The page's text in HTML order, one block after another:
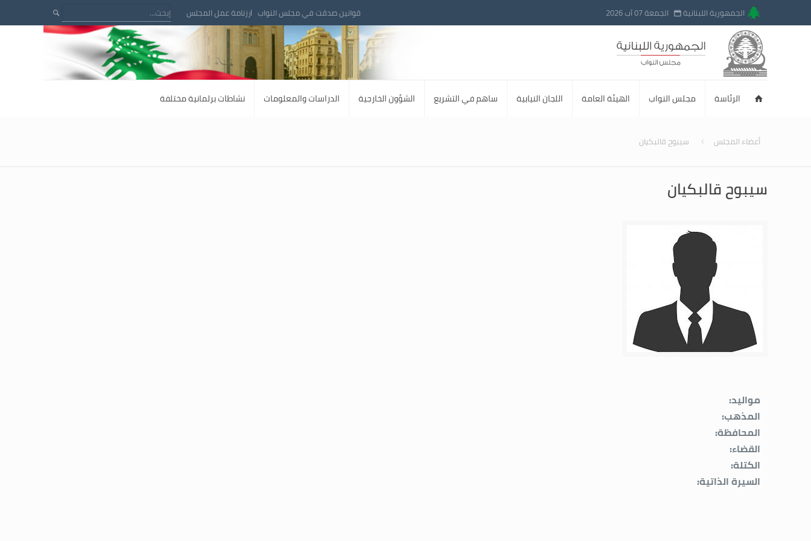
الجمهورية اللبنانية الجمعة 07 آب 2026 قوانين صدقت في مجلس النواب رزنامة عمل المجلس
الرئاسة مجلس النواب الهيئة العامة اللجان النيابية ساهم في التشريع الشؤون الخارجية الدراسات والمعلومات نشاطات برلمانية مختلفة
أعضاء المجلس سيبوح قالبكيان
سيبوح قالبكيان
مواليد:
المذهب:
المحافظة:
القضاء:
الكتلة:
السيرة الذاتية: